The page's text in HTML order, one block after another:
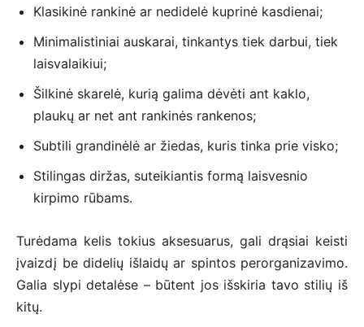
Klasikinė rankinė ar nedidelė kuprinė kasdienai;
Minimalistiniai auskarai, tinkantys tiek darbui, tiek
laisvalaikiui;
Šilkinė skarelė, kurią galima dėvėti ant kaklo,
plaukų ar net ant rankinės rankenos;
Subtili grandinėlė ar žiedas, kuris tinka prie visko;
Stilingas diržas, suteikiantis formą laisvesnio
kirpimo rūbams.
Turėdama kelis tokius aksesuarus, gali drąsiai keisti
įvaizdį be didelių išlaidų ar spintos perorganizavimo.
Galia slypi detalėse – būtent jos išskiria tavo stilių iš
kitų.